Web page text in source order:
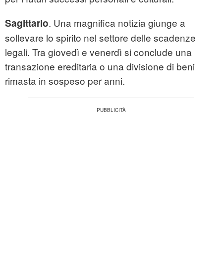
Sagittario. Una magnifica notizia giunge a
sollevare lo spirito nel settore delle scadenze
legali. Tra giovedì e venerdì si conclude una
transazione ereditaria o una divisione di beni
rimasta in sospeso per anni.